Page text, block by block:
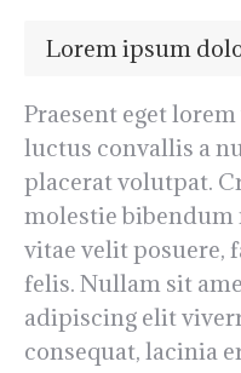
Lorem ipsum
Praesent eget
luctus convallis a
placerat volutpat.
molestie bibendum
vitae velit posuere,
felis. Nullam sit
adipiscing elit
consequat, lacinia